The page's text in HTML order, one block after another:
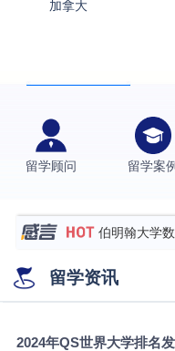
加拿大
留学顾问 留学案例
融会计硕士实
恭喜Z同学
香港理工大
伯明翰大学
西南财经大
Offer
上海财经大
数学背景的
留学资讯
2024年QS世界大学排名